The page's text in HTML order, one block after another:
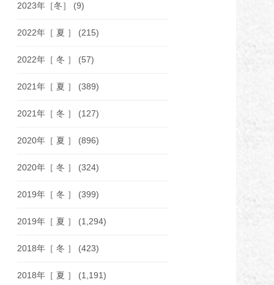
2023年［冬］ (9)
2022年［ 夏 ］ (215)
2022年［ 冬 ］ (57)
2021年［ 夏 ］ (389)
2021年［ 冬 ］ (127)
2020年［ 夏 ］ (896)
2020年［ 冬 ］ (324)
2019年［ 冬 ］ (399)
2019年［ 夏 ］ (1,294)
2018年［ 冬 ］ (423)
2018年［ 夏 ］ (1,191)